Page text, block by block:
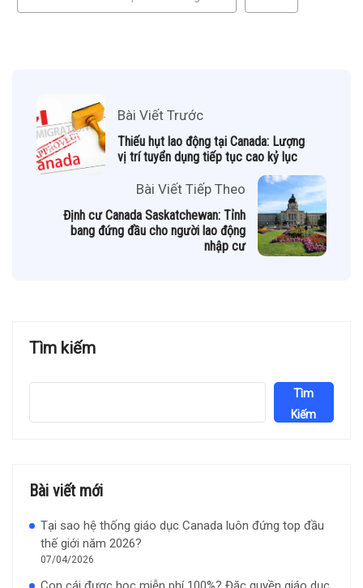
Bài Viết Trước
Thiếu hụt lao động tại Canada: Lượng
vị trí tuyển dụng tiếp tục cao kỷ lục
Bài Viết Tiếp Theo
Định cư Canada Saskatchewan: Tỉnh
bang đứng đầu cho người lao động
nhập cư
Tìm kiếm
Tìm
Kiếm
Bài viết mới
Tại sao hệ thống giáo dục Canada luôn đứng top đầu
thế giới năm 2026?
07/04/2026